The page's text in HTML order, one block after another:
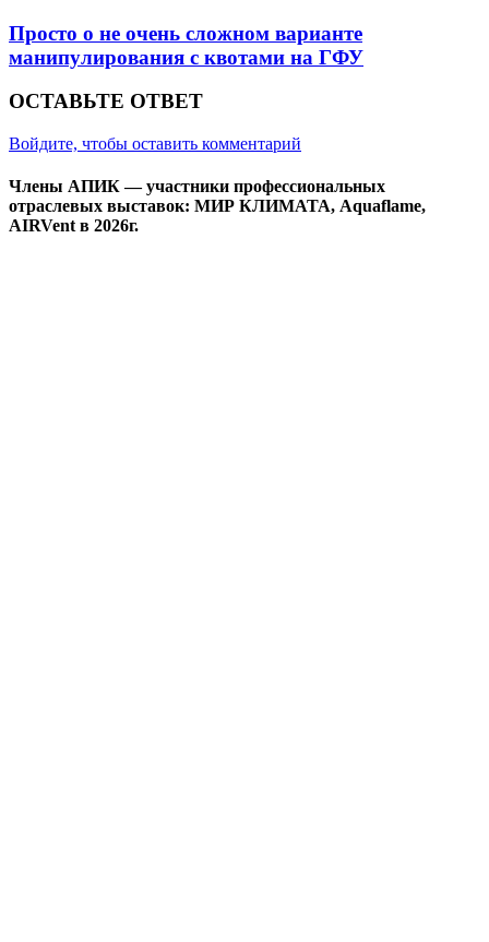
Просто о не очень сложном варианте
манипулирования с квотами на ГФУ
ОСТАВЬТЕ ОТВЕТ
Войдите, чтобы оставить комментарий
Члены АПИК — участники профессиональных
отраслевых выставок: МИР КЛИМАТА, Aquaflame,
AIRVent в 2026г.